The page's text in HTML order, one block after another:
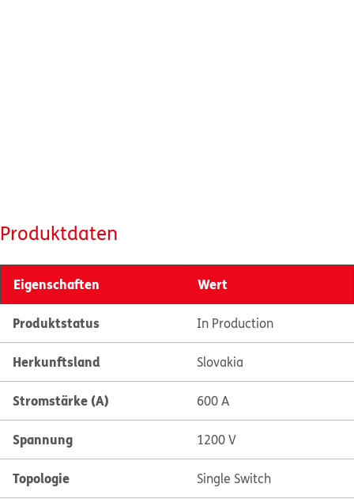
Produktdaten
Eigenschaften Wert
Produktstatus In Production
Herkunftsland Slovakia
Stromstärke (A) 600 A
Spannung 1200 V
Topologie Single Switch